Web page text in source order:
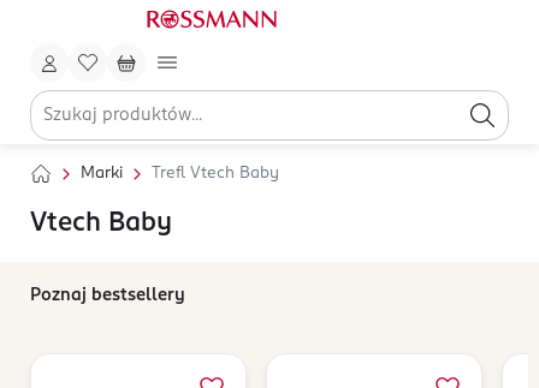
Marki Trefl Vtech Baby
Vtech Baby
Poznaj bestsellery